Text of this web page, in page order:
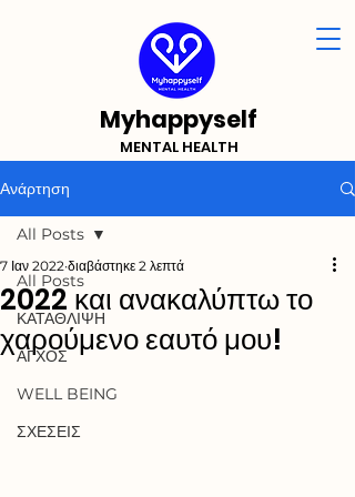
Myhappyself
MENTAL HEALTH
Ανάρτηση
All Posts
ΚΑΤΑΘΛΙΨΗ
ΑΓΧΟΣ
WELL BEING
ΣΧΕΣΕΙΣ
All Posts
2022 και ανακαλύπτω το
χαρούμενο εαυτό μου!
7 Ιαν 2022 διαβάστηκε 2 λεπτά